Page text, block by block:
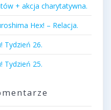
+ akcja charytatywna.
Hex! – Relacja.
Tydzień 26.
Tydzień 25.